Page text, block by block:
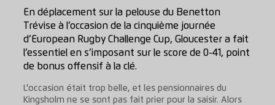
En déplacement sur la pelouse du Benetton
Trévise à l’occasion de la cinquième journée
d’European Rugby Challenge Cup, Gloucester a fait
l’essentiel en s’imposant sur le score de 0-41, point
de bonus offensif à la clé.
L'occasion était trop belle, et les pensionnaires du
Kingsholm ne se sont pas fait prier pour la saisir. Alors